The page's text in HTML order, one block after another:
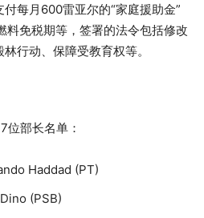
每月600雷亚尔的“家庭援助金”
料免税期等，签署的法令包括修改
行动、保障受教育权等。
位部长名单：
Haddad (PT)
(PSB)